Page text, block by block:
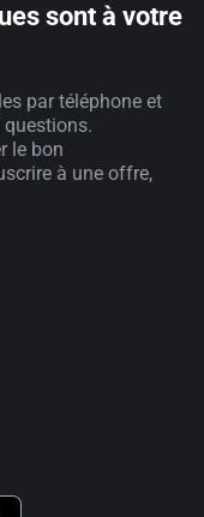
sont à votre
par téléphone et
questions.
le bon
à une offre,